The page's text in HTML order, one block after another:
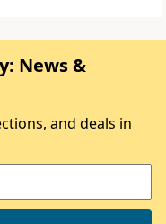
News &
and deals in